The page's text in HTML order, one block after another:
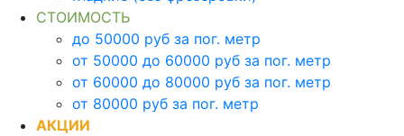
СТОИМОСТЬ
до 50000 руб за пог. метр
от 50000 до 60000 руб за пог. метр
от 60000 до 80000 руб за пог. метр
от 80000 руб за пог. метр
АКЦИИ